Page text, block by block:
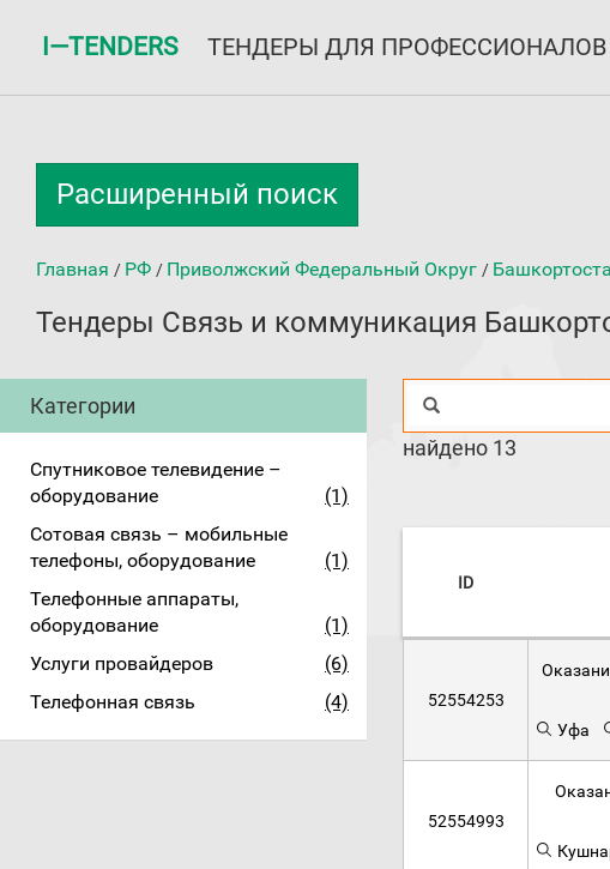
I—TENDERS ТЕНДЕРЫ ДЛЯ ПРОФЕССИОНАЛОВ
Расширенный поиск
Главная / РФ / Приволжский Федеральный Округ /
Тендеры Связь и коммуникация
Категории
Спутниковое телевидение –
оборудование
(1)
Сотовая связь – мобильные
телефоны, оборудование
(1)
Телефонные аппараты,
оборудование
(1)
Услуги провайдеров
(6)
Телефонная связь
(4)
найдено 13
ID
52554253
Уфа
52554993